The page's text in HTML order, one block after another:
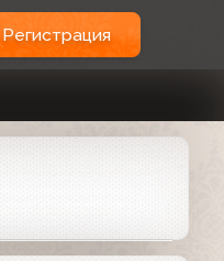
Регистрация